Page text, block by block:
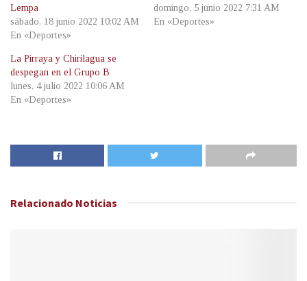
Lempa
sábado, 18 junio 2022 10:02 AM
En «Deportes»
domingo, 5 junio 2022 7:31 AM
En «Deportes»
La Pirraya y Chirilagua se
despegan en el Grupo B
lunes, 4 julio 2022 10:06 AM
En «Deportes»
Relacionado Noticias